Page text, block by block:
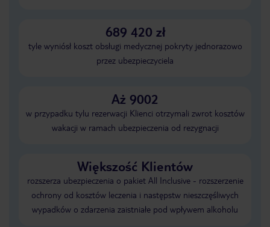
689 420 zł
tyle wyniósł koszt obsługi medycznej pokryty jednorazowo
przez ubezpieczyciela
Aż 9002
w przypadku tylu rezerwacji Klienci otrzymali zwrot kosztów
wakacji w ramach ubezpieczenia od rezygnacji
Większość Klientów
rozszerza ubezpieczenia o pakiet All Inclusive - rozszerzenie
ochrony od kosztów leczenia i następstw nieszczęśliwych
wypadków o zdarzenia zaistniałe pod wpływem alkoholu